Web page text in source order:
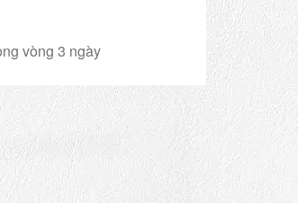
vòng 3 ngày